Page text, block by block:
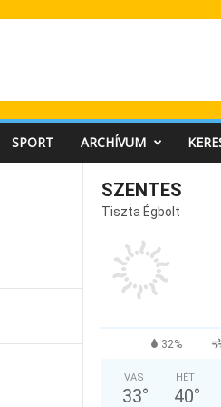
SPORT ARCHÍVUM
SZENTES
Tiszta Égbolt
32%
VAS
33°
HÉT
40°